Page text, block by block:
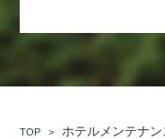
TOP > ホテルメンテナ